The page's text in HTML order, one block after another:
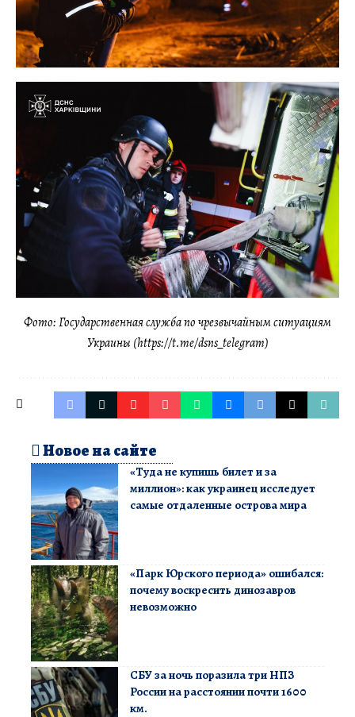
Фото: Государственная служба по чрезвычайным ситуациям
Украины (https://t.me/dsns_telegram)
Новое на сайте
«Туда не купишь билет и за
миллион»: как украинец исследует
самые отдаленные острова мира
«Парк Юрского периода» ошибался:
почему воскресить динозавров
невозможно
СБУ за ночь поразила три НПЗ
России на расстоянии почти 1600
км.